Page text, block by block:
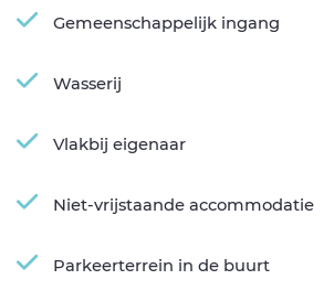
Gemeenschappelijk ingang
Wasserij
Vlakbij eigenaar
Niet-vrijstaande accommodatie
Parkeerterrein in de buurt